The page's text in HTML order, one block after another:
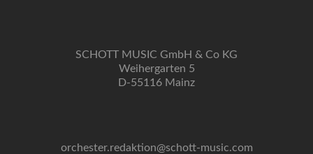
SCHOTT MUSIC GmbH & Co KG
Weihergarten 5
D-55116 Mainz
orchester.redaktion@schott-music.com